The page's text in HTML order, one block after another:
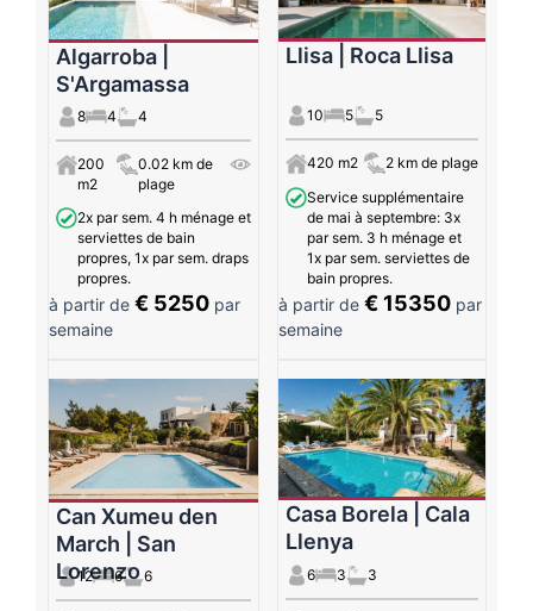
Algarroba |
S'Argamassa
8 4 4
200
m2
0.02 km de
plage
2x par sem. 4 h ménage et
serviettes de bain
propres, 1x par sem. draps
propres.
à partir de € 5250 par
semaine
Llisa | Roca Llisa
10 5 5
420 m2
2 km de plage
Service supplémentaire
de mai à septembre: 3x
par sem. 3 h ménage et
1x par sem. serviettes de
bain propres.
à partir de € 15350par
semaine
Can Xumeu den
March | San
Lorenzo
12 6 6
Casa Borela | Cala
Llenya
6 3 3